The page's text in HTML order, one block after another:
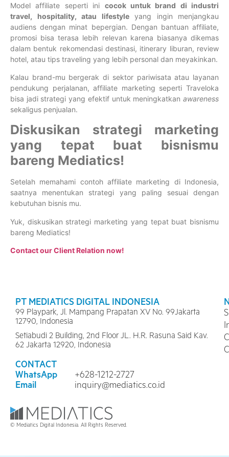
Model affiliate seperti ini cocok untuk brand di industri
travel, hospitality, atau lifestyleyang ingin menjangkau
audiens dengan minat bepergian. Dengan bantuan affiliate,
promosi bisa terasa lebih relevan karena biasanya dikemas
dalam bentuk rekomendasi destinasi, itinerary liburan, review
hotel, atau tips traveling yang lebih personal dan meyakinkan.
Kalau brand-mu bergerak di sektor pariwisata atau layanan
pendukung perjalanan, affiliate marketing seperti Traveloka
bisa jadi strategi yang efektif untuk meningkatkan awareness
sekaligus penjualan.
Diskusikan strategi marketing
yang tepat buat bisnismu
bareng Mediatics!
Setelah memahami contoh affiliate marketing di Indonesia,
saatnya menentukan strategi yang paling sesuai dengan
kebutuhan bisnis mu.
Yuk, diskusikan strategi marketing yang tepat buat bisnismu
bareng Mediatics!
Contact our Client Relation now!
PT MEDIATICS DIGITAL INDONESIA
99 Playpark, Jl. Mampang Prapatan XV No. 99Jakarta
12790, Indonesia
Setiabudi 2 Building, 2nd Floor JL. H.R. Rasuna Said Kav.
62 Jakarta 12920, Indonesia
CONTACT
WhatsApp
+628-1212-2727
Email
inquiry@mediatics.co.id
© Mediatics Digital Indonesia. All Rights Reserved.